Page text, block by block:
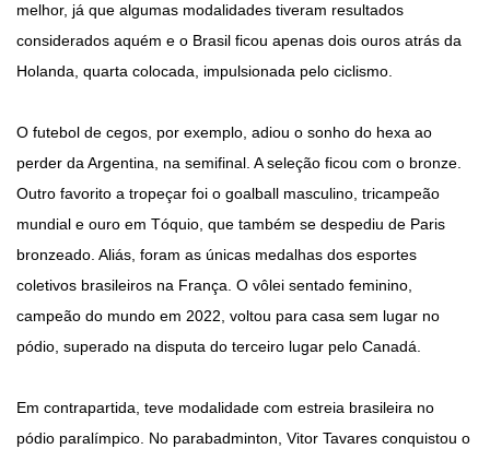
melhor, já que algumas modalidades tiveram resultados
considerados aquém e o Brasil ficou apenas dois ouros atrás da
Holanda, quarta colocada, impulsionada pelo ciclismo.
O futebol de cegos, por exemplo, adiou o sonho do hexa ao
perder da Argentina, na semifinal. A seleção ficou com o bronze.
Outro favorito a tropeçar foi o goalball masculino, tricampeão
mundial e ouro em Tóquio, que também se despediu de Paris
bronzeado. Aliás, foram as únicas medalhas dos esportes
coletivos brasileiros na França. O vôlei sentado feminino,
campeão do mundo em 2022, voltou para casa sem lugar no
pódio, superado na disputa do terceiro lugar pelo Canadá.
Em contrapartida, teve modalidade com estreia brasileira no
pódio paralímpico. No parabadminton, Vitor Tavares conquistou o